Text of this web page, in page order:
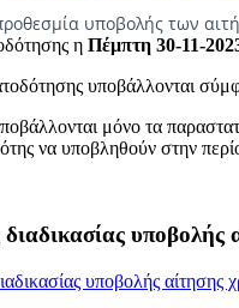
υποβολής των
η Πέμπτη 30-11-
υποβάλλονται
μόνο τα
να υποβληθούν στην